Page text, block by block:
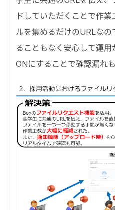
ドしていただくことで作
ルを集めるだけのURLな
ることもなく安心して運
ONにすることで確認漏れ